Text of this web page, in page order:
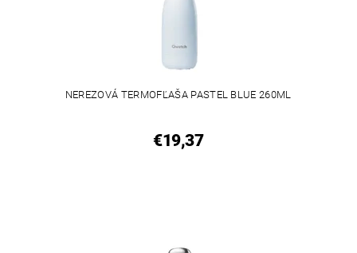
NEREZOVÁ TERMOFĽAŠA PASTEL BLUE 260ML
€19,37